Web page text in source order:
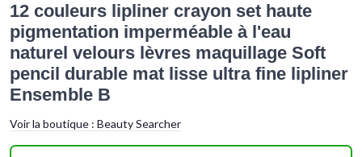
12 couleurs lipliner crayon set haute
pigmentation imperméable à l'eau
naturel velours lèvres maquillage Soft
pencil durable mat lisse ultra fine lipliner
Ensemble B
Voir la boutique : Beauty Searcher